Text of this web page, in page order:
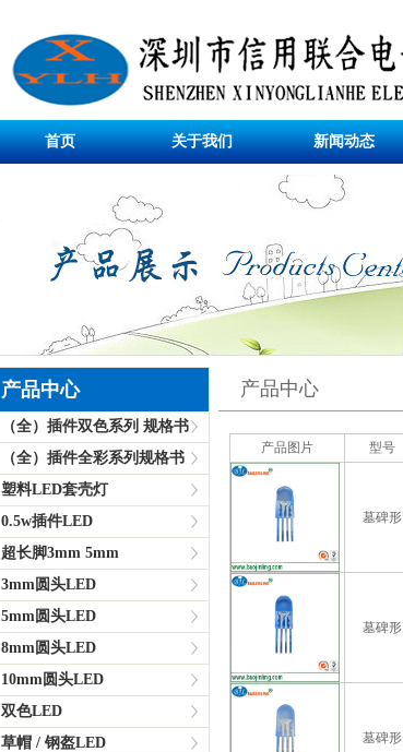
首页 关于我们 新闻动态
产品中心
（全）插件双色系列 规格书
（全）插件全彩系列规格书
塑料LED套壳灯
0.5w插件LED
超长脚3mm 5mm
3mm圆头LED
5mm圆头LED
8mm圆头LED
10mm圆头LED
双色LED
草帽 / 钢盔LED
产品中心
产品图片 型号
墓碑形
墓碑形
墓碑形